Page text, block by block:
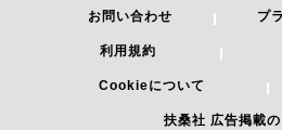
お問い合わせ プ
利用規約
Cookieについて
扶桑社 広告掲載